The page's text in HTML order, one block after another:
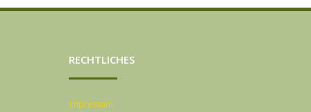
RECHTLICHES
Impressum